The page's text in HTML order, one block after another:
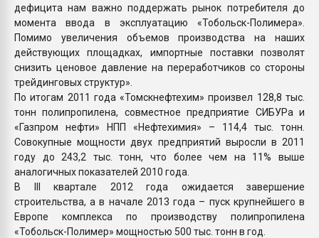
дефицита нам важно поддержать рынок потребителя до
момента ввода в эксплуатацию «Тобольск-Полимера».
Помимо увеличения объемов производства на наших
действующих площадках, импортные поставки позволят
снизить ценовое давление на переработчиков со стороны
трейдинговых структур».
По итогам 2011 года «Томскнефтехим» произвел 128,8 тыс.
тонн полипропилена, совместное предприятие СИБУРа и
«Газпром нефти» НПП «Нефтехимия» – 114,4 тыс. тонн.
Совокупные мощности двух предприятий выросли в 2011
году до 243,2 тыс. тонн, что более чем на 11% выше
аналогичных показателей 2010 года.
В III квартале 2012 года ожидается завершение
строительства, а в начале 2013 года – пуск крупнейшего в
Европе комплекса по производству полипропилена
«Тобольск-Полимер» мощностью 500 тыс. тонн в год.